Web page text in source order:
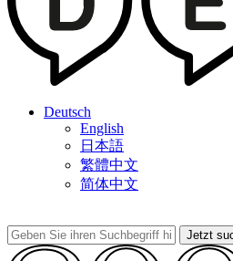
Deutsch
English
日本語
繁體中文
简体中文